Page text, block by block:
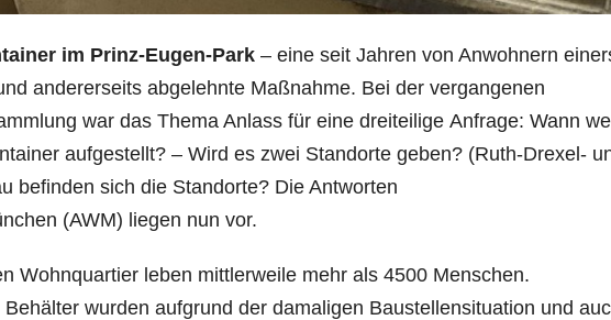
im Prinz-Eugen-Park – eine seit Jahren von Anwohnern
andererseits abgelehnte Maßnahme. Bei der vergangenen
war das Thema Anlass für eine dreiteilige Anfrage: Wann
aufgestellt? – Wird es zwei Standorte geben? (Ruth-Drexel-
befinden sich die Standorte? Die Antworten
(AWM) liegen nun vor.
Wohnquartier leben mittlerweile mehr als 4500 Menschen.
wurden aufgrund der damaligen Baustellensituation und